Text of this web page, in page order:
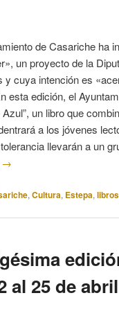
de Casariche ha
un proyecto de la
cuya intención es
esta edición, el
un libro que
a los jóvenes
llevarán a un
→
, Cultura, Estepa, libros
al 25 de abril